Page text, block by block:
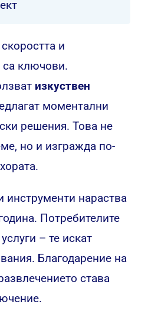
и
са ключови.
изкуствен
моментални
решения. Това не
но и изгражда по-
инструменти нараства
Потребителите
– те искат
Благодарение на
става